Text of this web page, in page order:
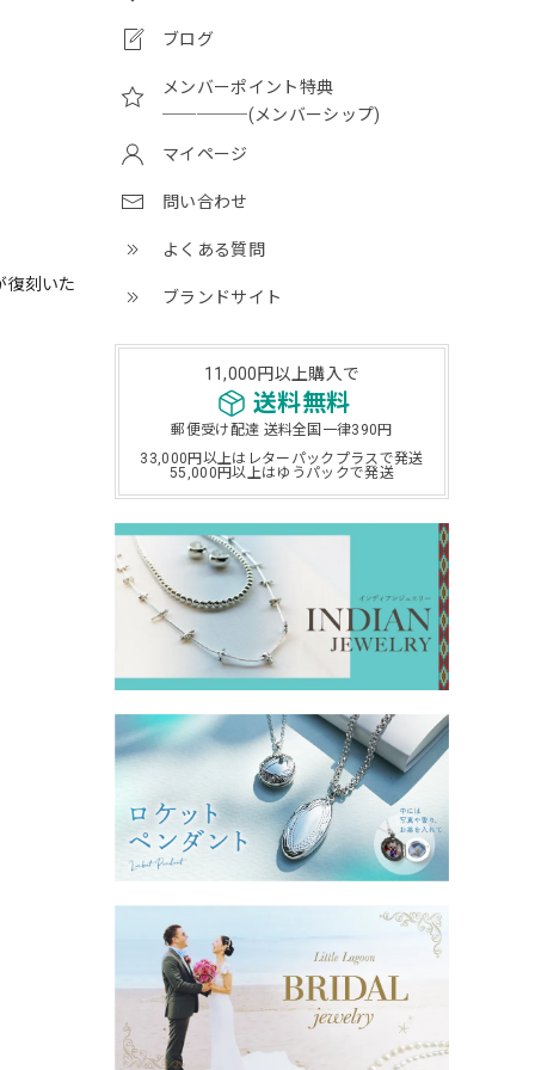
ブログ
メンバーポイント特典
─────(メンバーシップ)
マイページ
問い合わせ
よくある質問
ブランドサイト
11,000円以上購入で
送料無料
郵便受け配達 送料全国一律390円
33,000円以上はレターパックプラスで発送
55,000円以上はゆうパックで発送
復刻いた